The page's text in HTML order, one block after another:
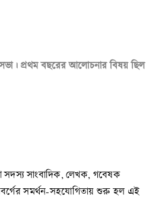
প্রথম বছরের আলোচনার বিষয় ছিল
সদস্য সাংবাদিক, লেখক, গবেষক
সমর্থন-সহযোগিতায় শুরু হল এই